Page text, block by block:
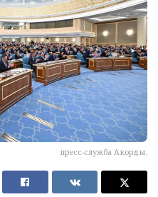
пресс-служба Акорды.